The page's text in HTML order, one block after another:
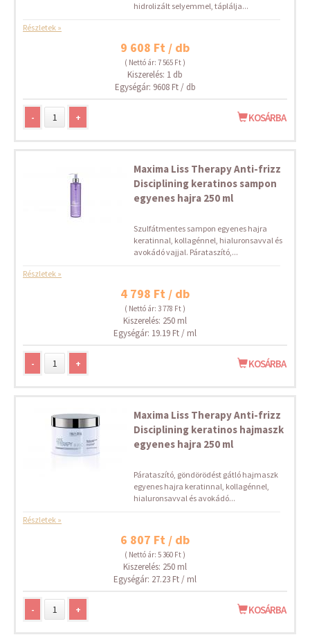
hidrolizált selyemmel, táplálja...
Részletek »
9 608 Ft / db
( Nettó ár: 7 565 Ft )
Kiszerelés: 1 db
Egységár: 9608 Ft / db
- + KOSÁRBA
Maxima Liss Therapy Anti-frizz
Disciplining keratinos sampon
egyenes hajra 250 ml
Szulfátmentes sampon egyenes hajra
keratinnal, kollagénnel, hialuronsavval és
avokádó vajjal. Párataszító,...
Részletek »
4 798 Ft / db
( Nettó ár: 3 778 Ft )
Kiszerelés: 250 ml
Egységár: 19.19 Ft / ml
- + KOSÁRBA
Maxima Liss Therapy Anti-frizz
Disciplining keratinos hajmaszk
egyenes hajra 250 ml
Párataszító, göndörödést gátló hajmaszk
egyenes hajra keratinnal, kollagénnel,
hialuronsavval és avokádó...
Részletek »
6 807 Ft / db
( Nettó ár: 5 360 Ft )
Kiszerelés: 250 ml
Egységár: 27.23 Ft / ml
- + KOSÁRBA